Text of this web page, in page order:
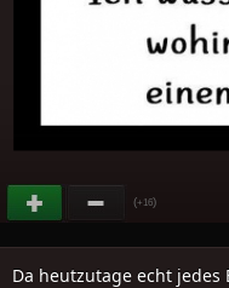
(+16)
Da heutzutage echt